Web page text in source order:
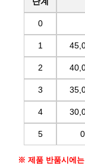
0
1
2
3
4
5
※ 제품 반품시에